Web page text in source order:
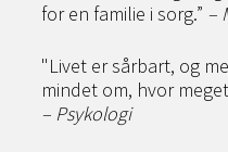
for en familie i sorg.” –
"Livet er sårbart, og
mindet om, hvor
– Psykologi